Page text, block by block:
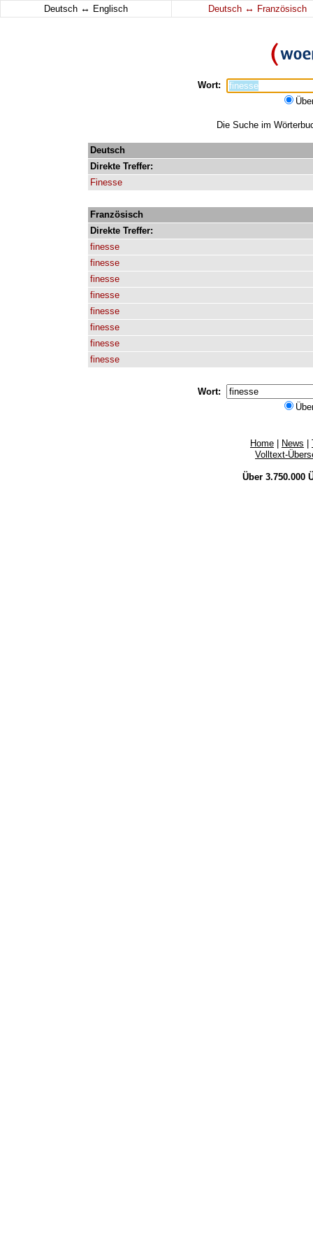
Deutsch ↔ Englisch Deutsch ↔ Französisch
Wort:
Die Suche im
Deutsch
Direkte Treffer:
Finesse
Französisch
Direkte Treffer:
finesse
finesse
finesse
finesse
finesse
finesse
finesse
finesse
Wort:
Home News
Volltext-
Über 3.750.000